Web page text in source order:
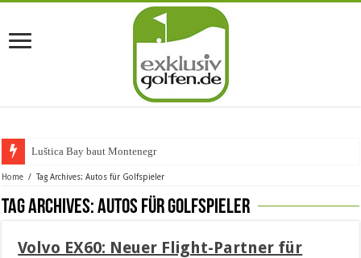
Luštica Bay baut Montenegros ers
Home / Tag Archives: Autos für Golfspieler
Tag Archives:Autos für Golfspieler
Volvo EX60: Neuer Flight-Partner für